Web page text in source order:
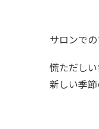
サロンで
慌ただしい
新しい季